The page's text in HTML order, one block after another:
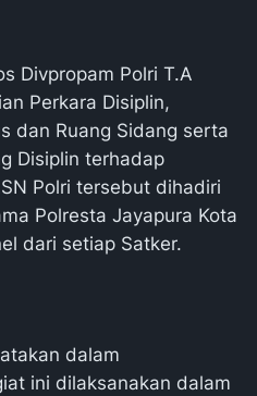
Divpropam Polri T.A
Perkara Disiplin,
dan Ruang Sidang serta
Disiplin terhadap
Polri tersebut dihadiri
Polresta Jayapura Kota
dari setiap Satker.
dalam
ini dilaksanakan dalam